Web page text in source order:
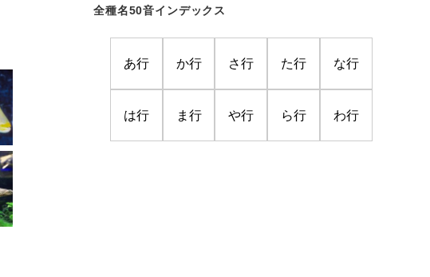
全種名50音インデックス
あ行 か行 さ行 た行 な行
は行 ま行 や行 ら行 わ行